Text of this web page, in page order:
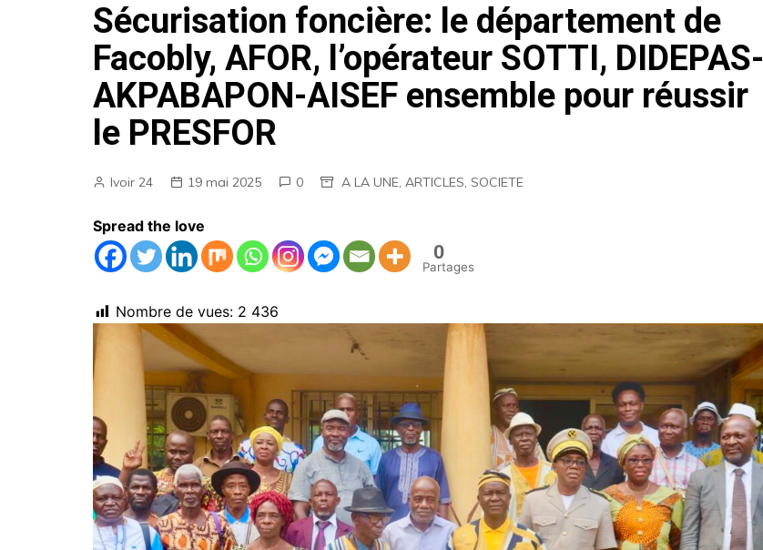
EMPLOIS
MARCHES PUBLICS
ANNONCES LEGALES
POLITIQUE
Sécurisation foncière: le département de
Facobly, AFOR, l’opérateur SOTTI, DIDEPAS-
AKPABAPON-AISEF ensemble pour réussir
le PRESFOR
Ivoir 24 19 mai 2025 0 A LA UNE, ARTICLES, SOCIETE
Spread the love
0
Partages
Nombre de vues: 2 436